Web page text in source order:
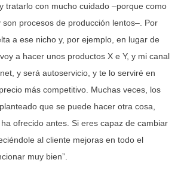
tratarlo con mucho cuidado –porque como
procesos de producción lentos–. Por
a ese nicho y, por ejemplo, en lugar de
a hacer unos productos X e Y, y mi canal
y será autoservicio, y te lo serviré en
más competitivo. Muchas veces, los
que se puede hacer otra cosa,
ofrecido antes. Si eres capaz de cambiar
al cliente mejoras en todo el
muy bien”.